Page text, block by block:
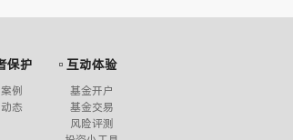
保护
例
态
互动体验
基金开户
基金交易
风险评测